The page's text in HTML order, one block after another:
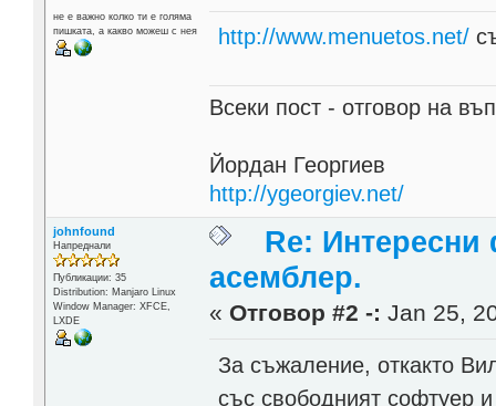
не е важно колко ти е голяма
пишката, а какво можеш с нея
http://www.menuetos.net/
Всеки пост - отговор на
Йордан Георгиев
http://ygeorgiev.net/
johnfound
Напреднали
Публикации: 35
Distribution: Manjaro Linux
Window Manager: XFCE,
LXDE
Re: Интересни
асемблер.
« Отговор #2 -: Jan 25,
За съжаление, откакто
със свободният софтуер